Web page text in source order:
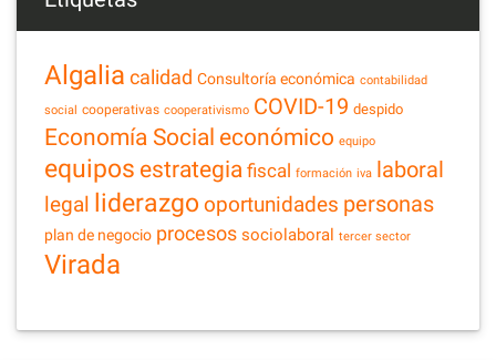
Algalia calidad Consultoría económica contabilidad
social cooperativas cooperativismo COVID-19 despido
Economía Social económico equipo
equipos estrategia fiscal formación iva laboral
legal liderazgo oportunidades personas
plan de negocio procesos sociolaboral tercer sector
Virada